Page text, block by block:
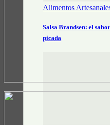
Alimentos
Salsa Brandsen: el
picada